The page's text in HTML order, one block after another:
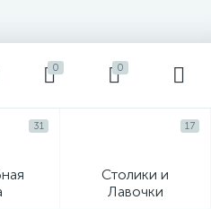
0 0
31
Столики и
Лавочки
17